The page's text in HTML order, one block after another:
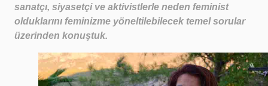
sanatçı, siyasetçi ve aktivistlerle neden feminist
olduklarını feminizme yöneltilebilecek temel sorular
üzerinden konuştuk.